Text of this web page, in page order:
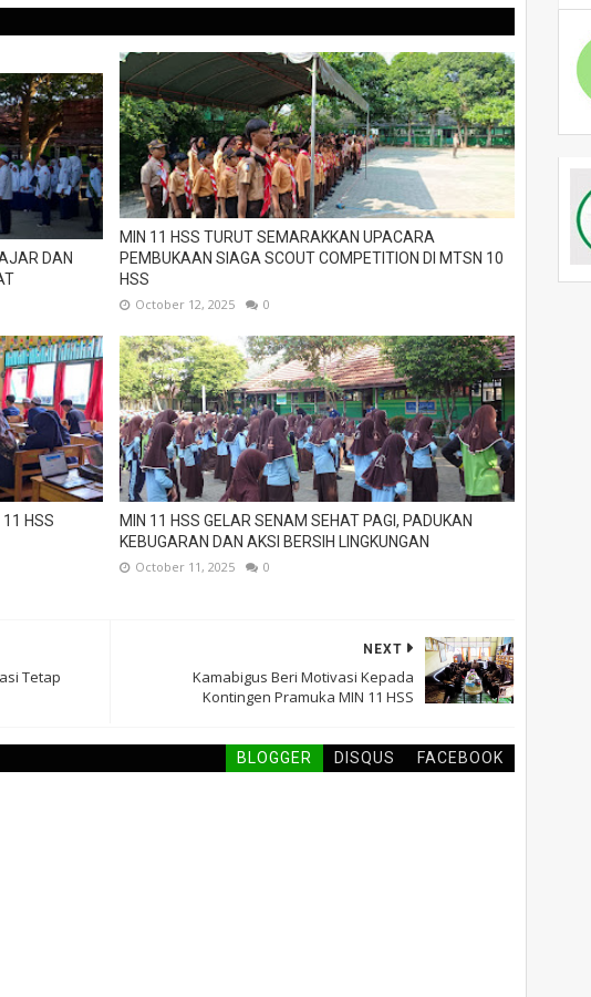
DAN
MIN 11 HSS TURUT SEMARAKKAN UPACARA
PEMBUKAAN SIAGA SCOUT COMPETITION DI MTSN 10
HSS
October 12, 2025 0
HSS
MIN 11 HSS GELAR SENAM SEHAT PAGI, PADUKAN
KEBUGARAN DAN AKSI BERSIH LINGKUNGAN
October 11, 2025 0
NEXT
Kamabigus Beri Motivasi Kepada
Kontingen Pramuka MIN 11 HSS
Tetap
BLOGGER DISQUS FACEBOOK